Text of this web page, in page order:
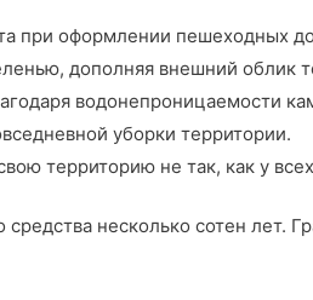
при оформлении пешеходных
дополняя внешний облик
водонепроницаемости
уборки территории.
территорию не так, как у
несколько сотен лет.